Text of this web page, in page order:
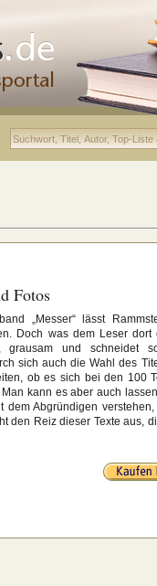
Fotos
„Messer“ lässt
Doch was dem Leser dort
grausam und schneidet
sich auch die Wahl des
ob es sich bei den 100
kann es aber auch
dem Abgründigen
den Reiz dieser Texte aus,